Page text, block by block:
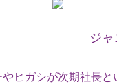
ジ
ヒガシが次期社長と